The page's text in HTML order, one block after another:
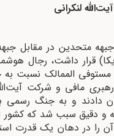
لنکرانى
متحدین در مقابل
قرار داشت، رجال
الممالک نسبت به
مافى و شرکت
دادند و به جنگ رسمى
و دقیق سبب شد که کشور
را در دهان یک قدرت